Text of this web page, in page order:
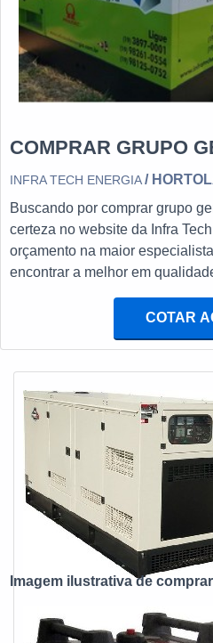
COMPRAR GRUPO
INFRA TECH ENERGIA/
Buscando por comprar grupo
certeza no website da Infra
orçamento na maior
encontrar a melhor em
o interesse é por comprar grupo
Energia o cliente atingirá ótima
técnico pós-venda através de
uma estrutura com espaço de
realizadas as atividades e atua
tudo para se certificar que se
gerador com excelente custo-
eficientes de demonstrar
área de atuação e se destacar
comprar grupo gerador. A Infra
Menor custo e máximo desempenho; Suporte
venda; Soluções completas e de alta tecnologia em todos
os segmentos. Sem trocar o
grupo gerador, deve-se
tenham produtos e serviços
COTAR
Imagem ilustrativa de